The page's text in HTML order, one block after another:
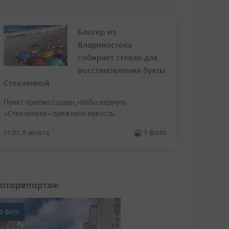
Блогер из
Владивостока
собирает стекло для
восстановления бухты
Стеклянной
Пункт приёма создан, чтобы вернуть
«Стеклянухе» прежнюю яркость
21:03, 8 августа 1 фото
фото